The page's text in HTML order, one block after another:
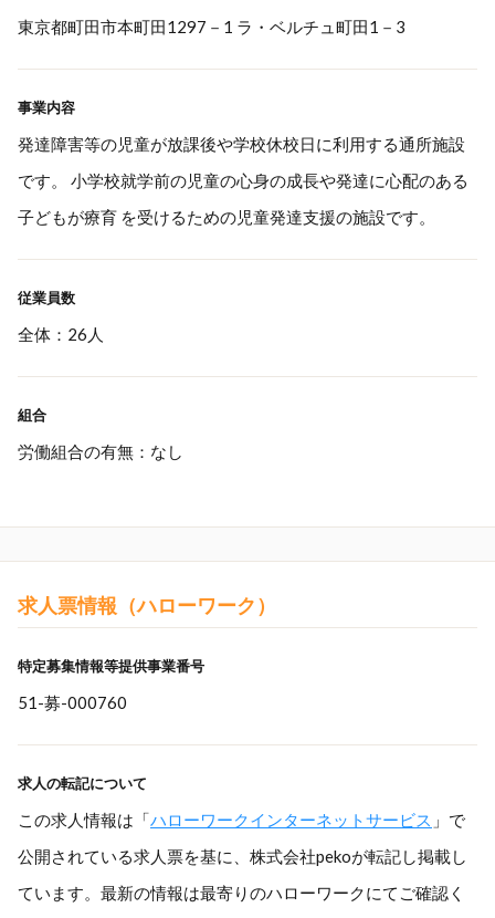
東京都町田市本町田1297－1 ラ・ベルチュ町田1－3
事業内容
発達障害等の児童が放課後や学校休校日に利用する通所施設
です。 小学校就学前の児童の心身の成長や発達に心配のある
子どもが療育 を受けるための児童発達支援の施設です。
従業員数
全体：26人
組合
労働組合の有無：なし
求人票情報（ハローワーク）
特定募集情報等提供事業番号
51-募-000760
求人の転記について
この求人情報は「ハローワークインターネットサービス 」で
公開されている求人票を基に、株式会社pekoが転記し掲載し
ています。最新の情報は最寄りのハローワークにてご確認く